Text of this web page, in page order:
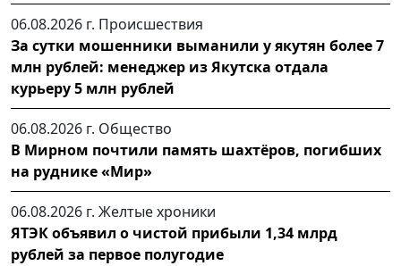
06.08.2026 г. Происшествия
За сутки мошенники выманили у якутян более 7
млн рублей: менеджер из Якутска отдала
курьеру 5 млн рублей
06.08.2026 г. Общество
В Мирном почтили память шахтёров, погибших
на руднике «Мир»
06.08.2026 г. Желтые хроники
ЯТЭК объявил о чистой прибыли 1,34 млрд
рублей за первое полугодие